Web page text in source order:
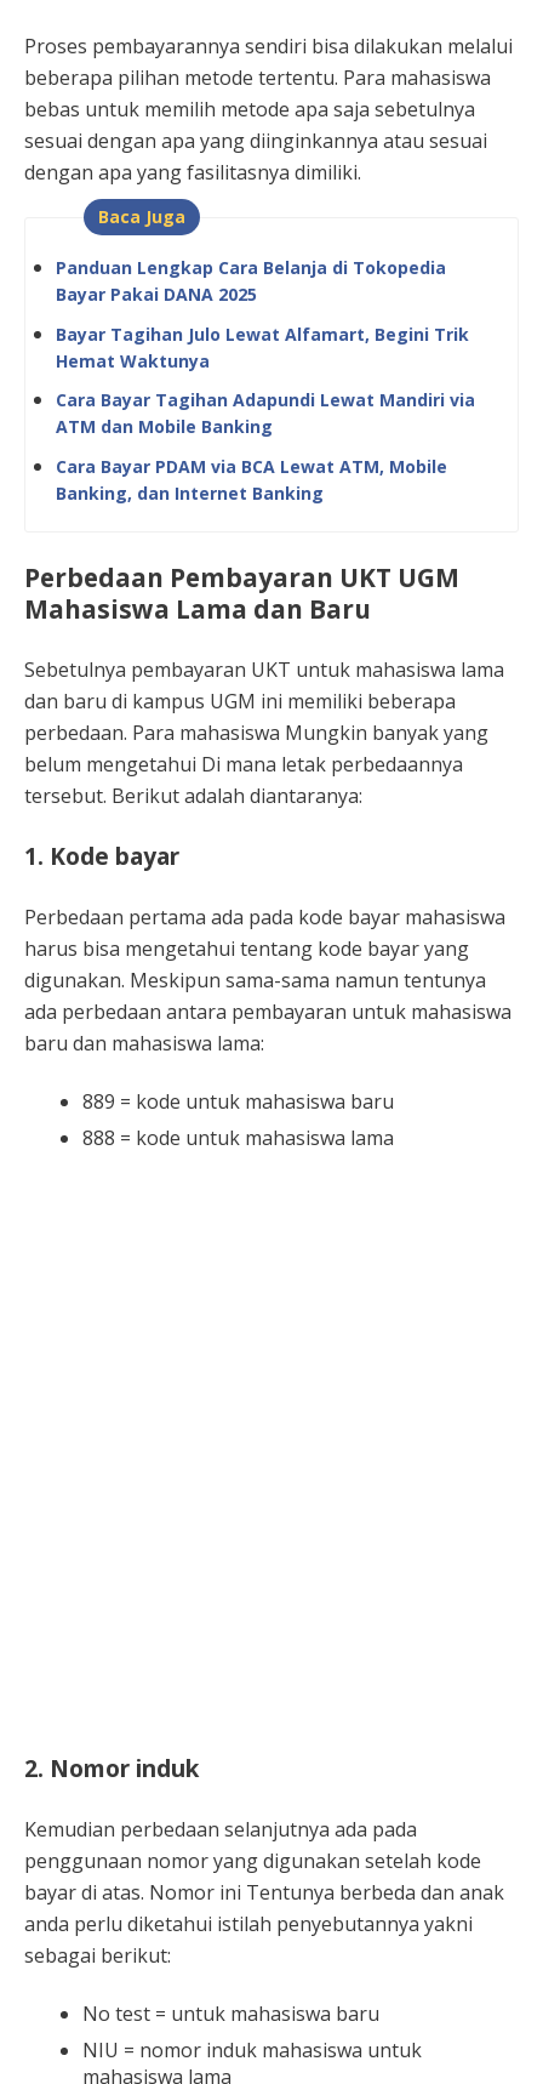
Proses pembayarannya sendiri bisa dilakukan melalui
beberapa pilihan metode tertentu. Para mahasiswa
bebas untuk memilih metode apa saja sebetulnya
sesuai dengan apa yang diinginkannya atau sesuai
dengan apa yang fasilitasnya dimiliki.
Baca Juga
Panduan Lengkap Cara Belanja di Tokopedia
Bayar Pakai DANA 2025
Bayar Tagihan Julo Lewat Alfamart, Begini Trik
Hemat Waktunya
Cara Bayar Tagihan Adapundi Lewat Mandiri via
ATM dan Mobile Banking
Cara Bayar PDAM via BCA Lewat ATM, Mobile
Banking, dan Internet Banking
Perbedaan Pembayaran UKT UGM
Mahasiswa Lama dan Baru
Sebetulnya pembayaran UKT untuk mahasiswa lama
dan baru di kampus UGM ini memiliki beberapa
perbedaan. Para mahasiswa Mungkin banyak yang
belum mengetahui Di mana letak perbedaannya
tersebut. Berikut adalah diantaranya:
1. Kode bayar
Perbedaan pertama ada pada kode bayar mahasiswa
harus bisa mengetahui tentang kode bayar yang
digunakan. Meskipun sama-sama namun tentunya
ada perbedaan antara pembayaran untuk mahasiswa
baru dan mahasiswa lama:
889 = kode untuk mahasiswa baru
888 = kode untuk mahasiswa lama
2. Nomor induk
Kemudian perbedaan selanjutnya ada pada
penggunaan nomor yang digunakan setelah kode
bayar di atas. Nomor ini Tentunya berbeda dan anak
anda perlu diketahui istilah penyebutannya yakni
sebagai berikut:
No test = untuk mahasiswa baru
NIU = nomor induk mahasiswa untuk
mahasiswa lama